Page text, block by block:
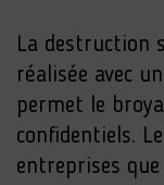
La destruction
réalisée avec
permet le
confidentiels.
entreprises que